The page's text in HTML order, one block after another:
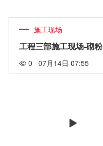
施工现场
工程三部施工现场-砌粉
0 07月14日 07:55